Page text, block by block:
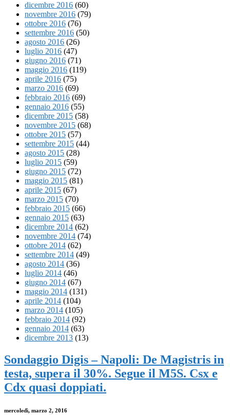
dicembre 2016 (60)
novembre 2016 (79)
ottobre 2016 (76)
settembre 2016 (50)
agosto 2016 (26)
luglio 2016 (47)
giugno 2016 (71)
maggio 2016 (119)
aprile 2016 (75)
marzo 2016 (69)
febbraio 2016 (69)
gennaio 2016 (55)
dicembre 2015 (58)
novembre 2015 (68)
ottobre 2015 (57)
settembre 2015 (44)
agosto 2015 (28)
luglio 2015 (59)
giugno 2015 (72)
maggio 2015 (81)
aprile 2015 (67)
marzo 2015 (70)
febbraio 2015 (66)
gennaio 2015 (63)
dicembre 2014 (62)
novembre 2014 (74)
ottobre 2014 (62)
settembre 2014 (49)
agosto 2014 (36)
luglio 2014 (46)
giugno 2014 (67)
maggio 2014 (131)
aprile 2014 (104)
marzo 2014 (105)
febbraio 2014 (92)
gennaio 2014 (63)
dicembre 2013 (13)
Sondaggio Digis – Napoli: De Magistris in
testa, supera il 30%. Segue il M5S. Csx e
Cdx quasi doppiati.
mercoledì, marzo 2, 2016